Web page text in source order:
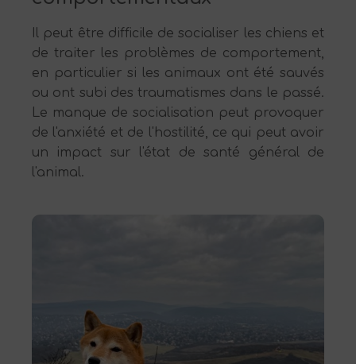
Il peut être difficile de socialiser les chiens et
de traiter les problèmes de comportement,
en particulier si les animaux ont été sauvés
ou ont subi des traumatismes dans le passé.
Le manque de socialisation peut provoquer
de l'anxiété et de l'hostilité, ce qui peut avoir
un impact sur l'état de santé général de
l'animal.